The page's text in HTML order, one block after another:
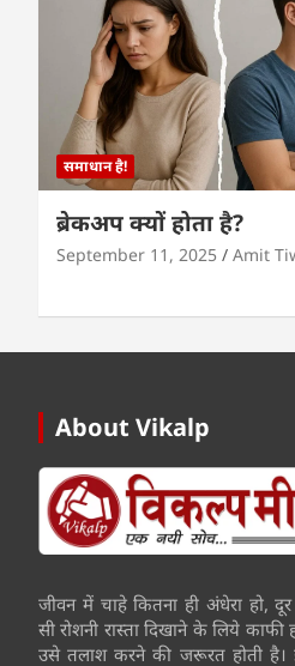
समाधान है!
ब्रेकअप क्यों होता है?
September 11, 2025 Amit
About Vikalp
जीवन में चाहे कितना ही अंधेरा हो,
सी रोशनी रास्ता दिखाने के लिये काफी
उसे तलाश करने की जरूरत होती है।